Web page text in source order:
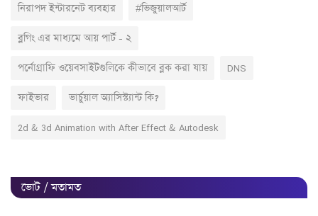
নিরাপদ ইন্টারনেট ব্যবহার #ভিজুয়ালআর্ট
ব্লগিং এর মাধ্যমে আয় পার্ট - ২
পর্নোগ্রাফি ওয়েবসাইটগুলিকে কীভাবে ব্লক করা যায় DNS
ফাইভার ভার্চুয়াল অ্যাসিস্ট্যান্ট কি?
2d & 3d Animation with After Effect & Autodesk
ভোট / মতামত